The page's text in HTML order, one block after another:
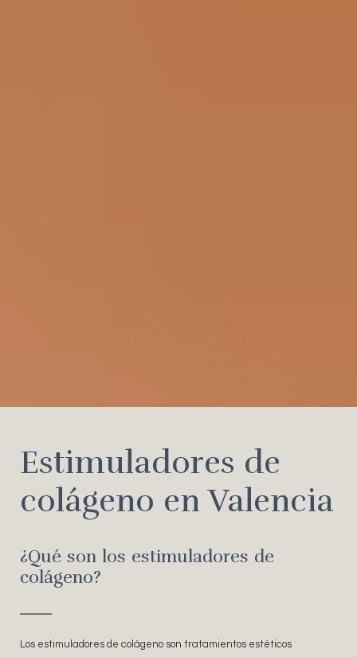
Estimuladores de
colágeno en Valencia
¿Qué son los estimuladores de
colágeno?
Los estimuladores de colágeno son tratamientos estéticos